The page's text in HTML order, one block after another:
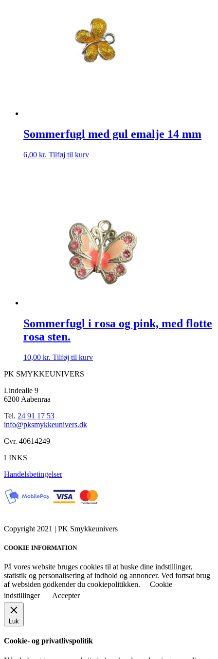
Sommerfugl med gul emalje 14 mm
6,00 kr. Tilføj til kurv
Sommerfugl i rosa og pink, med flotte
rosa sten.
10,00 kr. Tilføj til kurv
PK SMYKKEUNIVERS
Lindealle 9
6200 Aabenraa
Tel. 24 91 17 53
info@pksmykkeunivers.dk
Cvr. 40614249
LINKS
Handelsbetingelser
Copyright 2021 | PK Smykkeunivers
COOKIE INFORMATION
På vores website bruges cookies til at huske dine indstillinger,
statistik og personalisering af indhold og annoncer. Ved fortsat brug
af websiden godkender du cookiepolitikken.
Cookie
indstillinger
Accepter
Luk
Cookie- og privatlivspolitik